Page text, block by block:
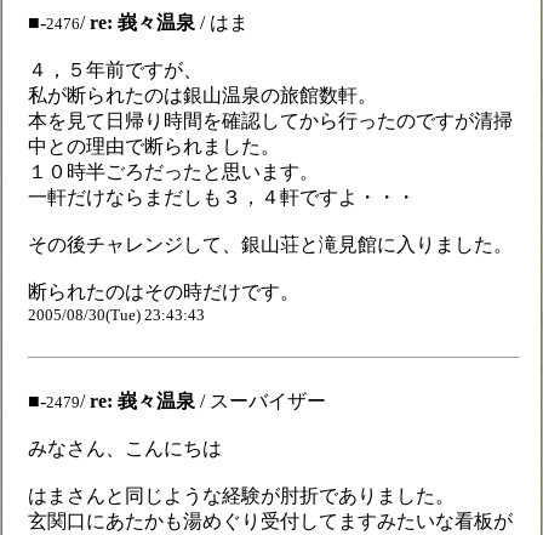
■-2476/re: 峩々温泉 / はま
４，５年前ですが、
私が断られたのは銀山温泉の旅館数軒。
本を見て日帰り時間を確認してから行ったのですが清掃
中との理由で断られました。
１０時半ごろだったと思います。
一軒だけならまだしも３，４軒ですよ・・・
その後チャレンジして、銀山荘と滝見館に入りました。
断られたのはその時だけです。
2005/08/30(Tue) 23:43:43
■-2479/re: 峩々温泉 / スーバイザー
みなさん、こんにちは
はまさんと同じような経験が肘折でありました。
玄関口にあたかも湯めぐり受付してますみたいな看板が